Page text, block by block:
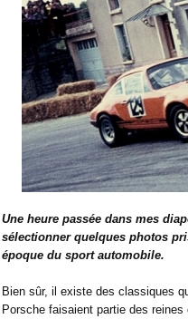
Une heure passée dans mes
sélectionner quelques photos
époque du sport automobile.
Bien sûr, il existe des classiques
Porsche faisaient partie des